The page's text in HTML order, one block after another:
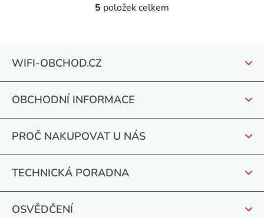
O
a
c
p
r
v
5 položek celkem
WIFI-OBCHOD.CZ
OBCHODNÍ INFORMACE
PROČ NAKUPOVAT U NÁS
TECHNICKÁ PORADNA
OSVĚDČENÍ